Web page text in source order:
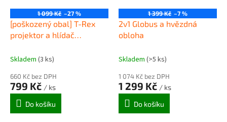
1 099 Kč –27 %
[poškozený obal] T-Rex
projektor a hlídač
Skladem (3 ks)
660 Kč bez DPH
799 Kč / ks
Do košíku
1 399 Kč –7 %
2v1 Globus a hvězdná
obloha
Skladem (>5 ks)
1 074 Kč bez DPH
1 299 Kč / ks
Do košíku